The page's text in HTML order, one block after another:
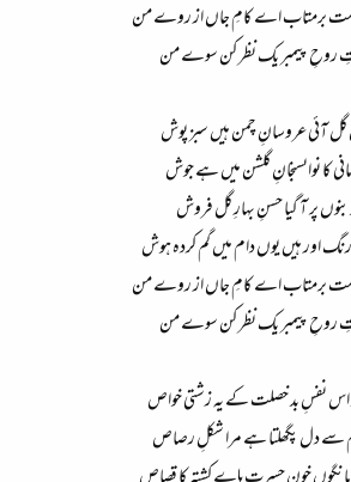
برمتاب اے کامِ جاں از روے من​
روحِ پیمبر یک نظر کن سوے من​
آئی عروسانِ چمن ہیں سبز پوش​
کا نواںسنجانِ گلشن میں ہے جوش​
پر آ گیا حسنِ بہارِ گل فروش​
اور ہیں یوں دام میں گم کردہ ہوش​
برمتاب اے کامِ جاں از روے من​
روحِ پیمبر یک نظر کن سوے من​
اس نفسِ بد خصلت کے یہ زشتی خواص​
سے دل پگھلتا ہے مرا شکلِ رصاص​